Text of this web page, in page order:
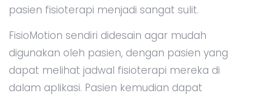
pasien fisioterapi menjadi sangat sulit.
FisioMotion sendiri didesain agar mudah
digunakan oleh pasien, dengan pasien yang
dapat melihat jadwal fisioterapi mereka di
dalam aplikasi. Pasien kemudian dapat